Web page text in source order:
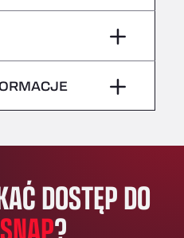
del Guadiel, 23210
4, 17700
DOSTĘP DO
SNAP?